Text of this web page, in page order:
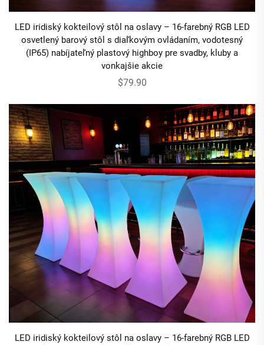
LED iridiský kokteilový stôl na oslavy – 16-farebný RGB LED
osvetlený barový stôl s diaľkovým ovládaním, vodotesný
(IP65) nabíjateľný plastový highboy pre svadby, kluby a
vonkajšie akcie
$79.90
LED iridiský kokteilový stôl na oslavy – 16-farebný RGB LED